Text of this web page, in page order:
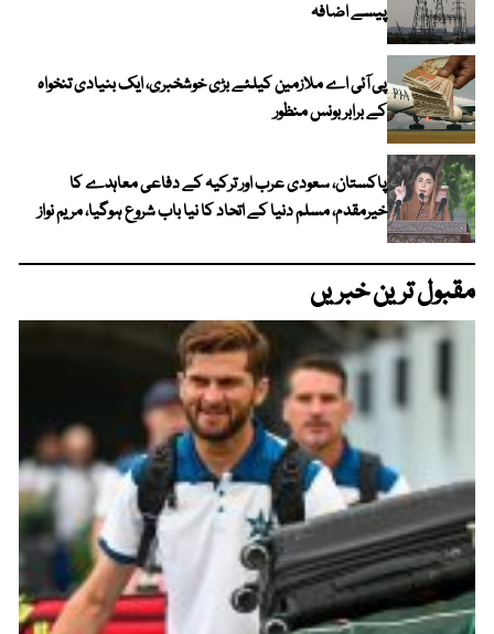
پیسے اضافہ
پی آئی اے ملازمین کیلئے بڑی خوشخبری، ایک بنیادی تنخواہ
کے برابر بونس منظور
پاکستان، سعودی عرب اور ترکیہ کے دفاعی معاہدے کا
خیرمقدم، مسلم دنیا کے اتحاد کا نیا باب شروع ہوگیا، مریم نواز
مقبول ترین خبریں